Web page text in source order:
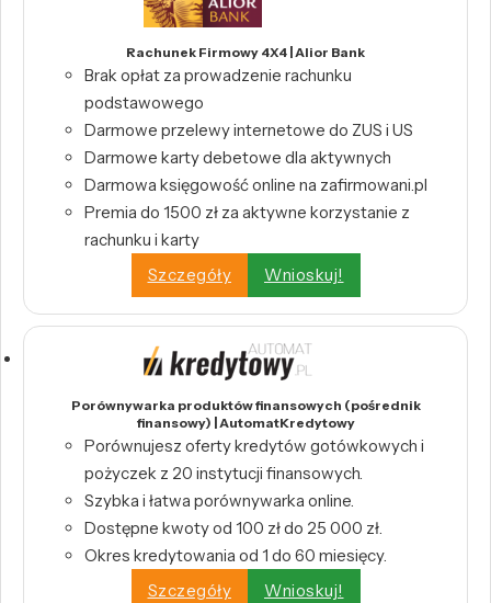
Rachunek Firmowy 4X4 | Alior Bank
Brak opłat za prowadzenie rachunku
podstawowego
Darmowe przelewy internetowe do ZUS i US
Darmowe karty debetowe dla aktywnych
Darmowa księgowość online na zafirmowani.pl
Premia do 1500 zł za aktywne korzystanie z
rachunku i karty
Szczegóły
Wnioskuj!
Porównywarka produktów finansowych (pośrednik
finansowy) | AutomatKredytowy
Porównujesz oferty kredytów gotówkowych i
pożyczek z 20 instytucji finansowych.
Szybka i łatwa porównywarka online.
Dostępne kwoty od 100 zł do 25 000 zł.
Okres kredytowania od 1 do 60 miesięcy.
Szczegóły
Wnioskuj!